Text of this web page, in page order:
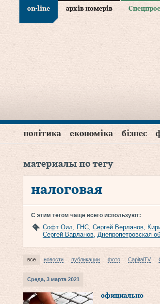
on-line архів номерів
політика економіка бізнес
материалы по тегу
налоговая
С этим тегом чаще всего используют:
Софт Оил, ГНС, Сергей Верланов,
Сергей Варланов, Днепропетровская
все новости публикации фото CapitalTV
Среда, 3 марта 2021
официально